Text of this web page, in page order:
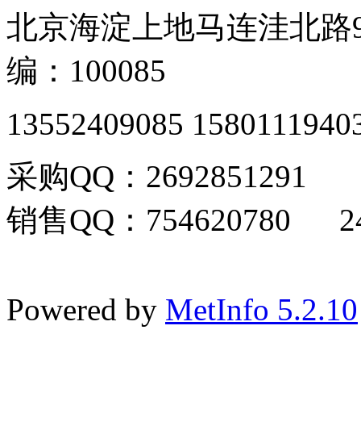
北京海淀上地马连洼北
编：100085
13552409085
采购QQ：2692851291
销售QQ：754620780
Powered by MetInfo 5.2.10